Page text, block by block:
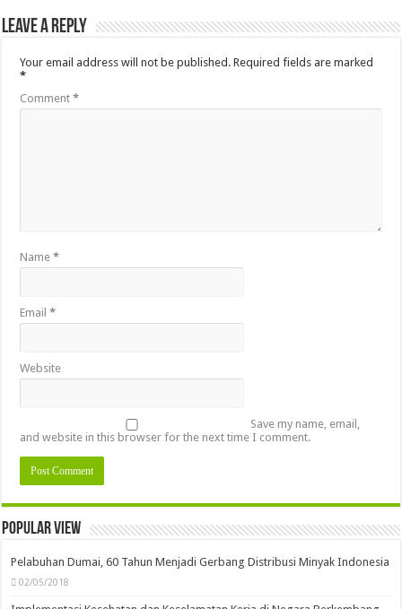
Leave a Reply
Your email address will not be published. Required fields are marked
*
Comment*
Name*
Email*
Website
Save my name, email,
and website in this browser for the next time I comment.
Popular view
Pelabuhan Dumai, 60 Tahun Menjadi Gerbang Distribusi Minyak Indonesia
02/05/2018